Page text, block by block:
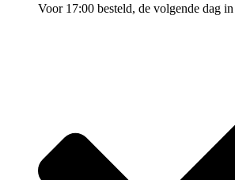
Voor 17:00 besteld, de volgende dag in